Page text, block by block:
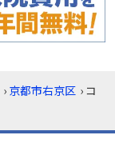
› 京都市右京区 › コ